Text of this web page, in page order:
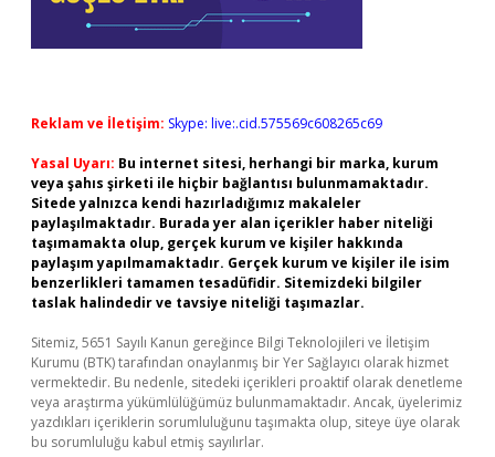
Reklam ve İletişim: Skype: live:.cid.575569c608265c69
Yasal Uyarı: Bu internet sitesi, herhangi bir marka, kurum
veya şahıs şirketi ile hiçbir bağlantısı bulunmamaktadır.
Sitede yalnızca kendi hazırladığımız makaleler
paylaşılmaktadır. Burada yer alan içerikler haber niteliği
taşımamakta olup, gerçek kurum ve kişiler hakkında
paylaşım yapılmamaktadır. Gerçek kurum ve kişiler ile isim
benzerlikleri tamamen tesadüfidir. Sitemizdeki bilgiler
taslak halindedir ve tavsiye niteliği taşımazlar.
Sitemiz, 5651 Sayılı Kanun gereğince Bilgi Teknolojileri ve İletişim
Kurumu (BTK) tarafından onaylanmış bir Yer Sağlayıcı olarak hizmet
vermektedir. Bu nedenle, sitedeki içerikleri proaktif olarak denetleme
veya araştırma yükümlülüğümüz bulunmamaktadır. Ancak, üyelerimiz
yazdıkları içeriklerin sorumluluğunu taşımakta olup, siteye üye olarak
bu sorumluluğu kabul etmiş sayılırlar.